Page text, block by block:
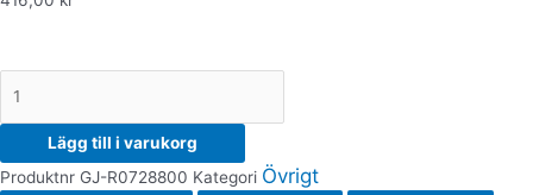
Lägg till i varukorg
Produktnr GJ-R0728800 Kategori Övrigt